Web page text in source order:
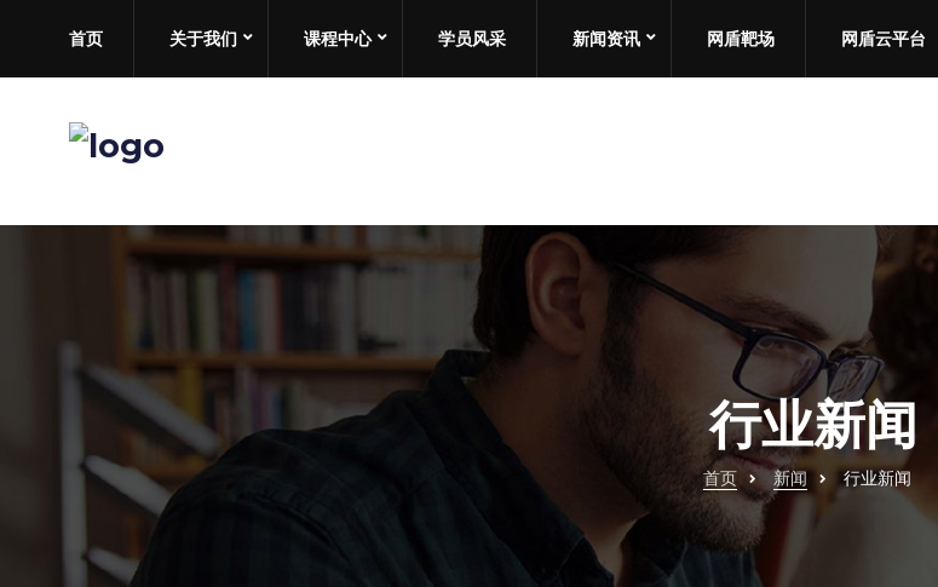
首页 关于我们 课程中心 学员风采 新闻资讯 网盾靶场 网盾云平台
行业新闻
首页 新闻 行业新闻